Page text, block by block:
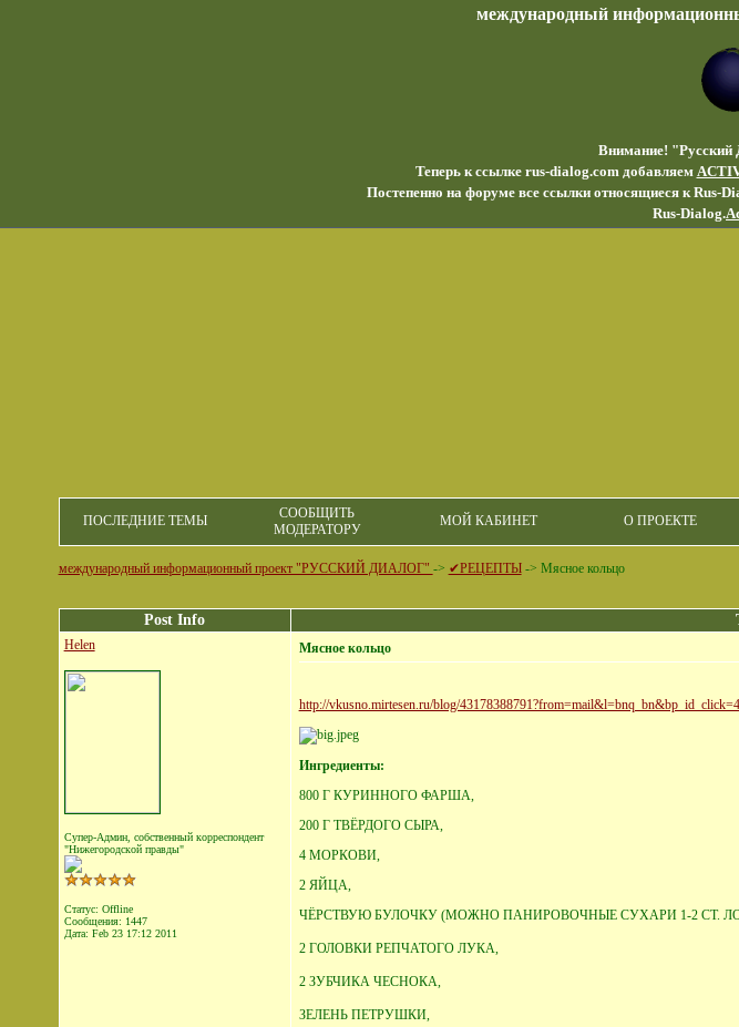
международный
Внимание! "Русский
Теперь к ссылке rus-dialog.com добавляем
Постепенно на форуме все ссылки относящиеся к Rus-
Rus-Dialog.
ПОСЛЕДНИЕ ТЕМЫ
СООБЩИТЬ
МОДЕРАТОРУ
МОЙ КАБИНЕТ О ПРОЕКТЕ
международный информационный проект "РУССКИЙ ДИАЛОГ" -> ✔РЕЦЕПТЫ-> Мясное кольцо
Post Info
Helen
Супер-Админ, собственный корреспондент
"Нижегородской правды"
Статус: Offline
Сообщения: 1447
Дата: Feb 23 17:12 2011
Мясное кольцо
http://vkusno.mirtesen.ru/blog/
Ингредиенты:
800 Г КУРИННОГО ФАРША,
200 Г ТВЁРДОГО СЫРА,
4 МОРКОВИ,
2 ЯЙЦА,
ЧЁРСТВУЮ БУЛОЧКУ (МОЖНО ПАНИРОВОЧНЫЕ СУХАРИ 1-2 СТ.
2 ГОЛОВКИ РЕПЧАТОГО ЛУКА,
2 ЗУБЧИКА ЧЕСНОКА,
ЗЕЛЕНЬ ПЕТРУШКИ,